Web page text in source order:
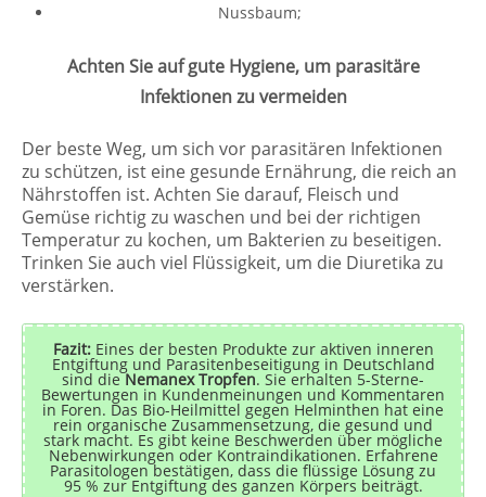
Nussbaum;
Achten Sie auf gute Hygiene, um parasitäre
Infektionen zu vermeiden
Der beste Weg, um sich vor parasitären Infektionen
zu schützen, ist eine gesunde Ernährung, die reich an
Nährstoffen ist. Achten Sie darauf, Fleisch und
Gemüse richtig zu waschen und bei der richtigen
Temperatur zu kochen, um Bakterien zu beseitigen.
Trinken Sie auch viel Flüssigkeit, um die Diuretika zu
verstärken.
Fazit:Eines der besten Produkte zur aktiven inneren
Entgiftung und Parasitenbeseitigung in Deutschland
sind dieNemanex Tropfen. Sie erhalten 5-Sterne-
Bewertungen in Kundenmeinungen und Kommentaren
in Foren. Das Bio-Heilmittel gegen Helminthen hat eine
rein organische Zusammensetzung, die gesund und
stark macht. Es gibt keine Beschwerden über mögliche
Nebenwirkungen oder Kontraindikationen. Erfahrene
Parasitologen bestätigen, dass die flüssige Lösung zu
95 % zur Entgiftung des ganzen Körpers beiträgt.